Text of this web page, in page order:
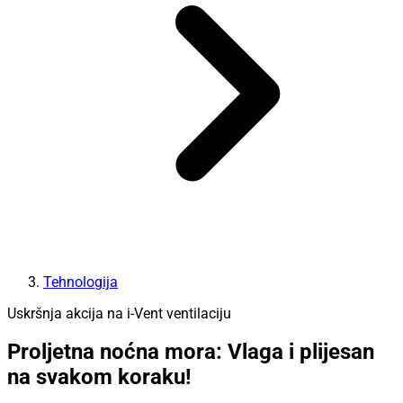
Tehnologija
Uskršnja akcija na i-Vent ventilaciju
Proljetna noćna mora: Vlaga i plijesan
na svakom koraku!